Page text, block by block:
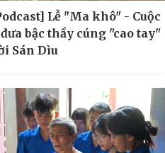
Lễ "Ma khô" - Cuộc
bậc thầy cúng "cao tay"
Sán Dìu